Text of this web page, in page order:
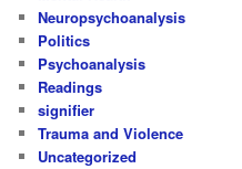
Neuropsychoanalysis
Politics
Psychoanalysis
Readings
signifier
Trauma and Violence
Uncategorized